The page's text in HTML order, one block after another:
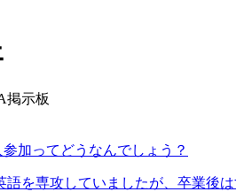
掲示板
加ってどうなんでしょう？
を専攻していましたが、卒業後